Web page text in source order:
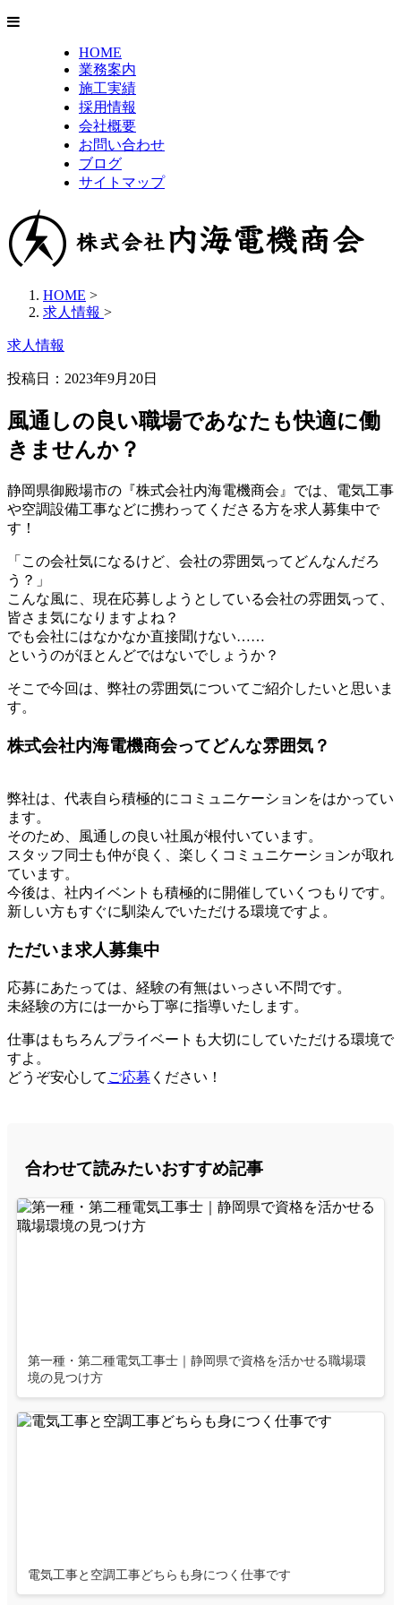
HOME
業務案内
施工実績
採用情報
会社概要
お問い合わせ
ブログ
サイトマップ
HOME >
求人情報 >
求人情報
投稿日：2023年9月20日
風通しの良い職場であなたも快適に働
きませんか？
静岡県御殿場市の『株式会社内海電機商会』では、電気工事
や空調設備工事などに携わってくださる方を求人募集中で
す！
「この会社気になるけど、会社の雰囲気ってどんなんだろ
う？」
こんな風に、現在応募しようとしている会社の雰囲気って、
皆さま気になりますよね？
でも会社にはなかなか直接聞けない……
というのがほとんどではないでしょうか？
そこで今回は、弊社の雰囲気についてご紹介したいと思いま
す。
株式会社内海電機商会ってどんな雰囲気？
弊社は、代表自ら積極的にコミュニケーションをはかってい
ます。
そのため、風通しの良い社風が根付いています。
スタッフ同士も仲が良く、楽しくコミュニケーションが取れ
ています。
今後は、社内イベントも積極的に開催していくつもりです。
新しい方もすぐに馴染んでいただける環境ですよ。
ただいま求人募集中
応募にあたっては、経験の有無はいっさい不問です。
未経験の方には一から丁寧に指導いたします。
仕事はもちろんプライベートも大切にしていただける環境で
すよ。
どうぞ安心して ご応募 ください！
合わせて読みたいおすすめ記事
第一種・第二種電気工事士｜静岡県で資格を活かせる職場環
境の見つけ方
電気工事と空調工事どちらも身につく仕事です